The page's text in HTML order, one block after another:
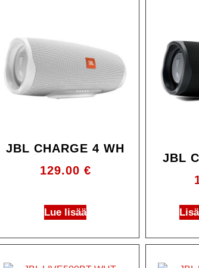
JBL CHARGE 4 WH
129.00 €
Lue lisää
JBL